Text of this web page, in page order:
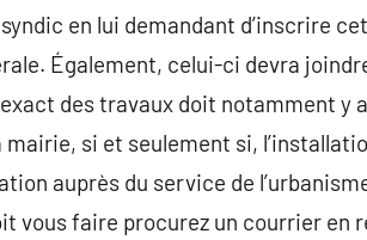
en lui demandant d’inscrire
Également, celui-ci devra
des travaux doit notamment y
si et seulement si,
auprès du service de
vous faire procurez un courrier en